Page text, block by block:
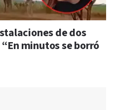
de dos
minutos se borró